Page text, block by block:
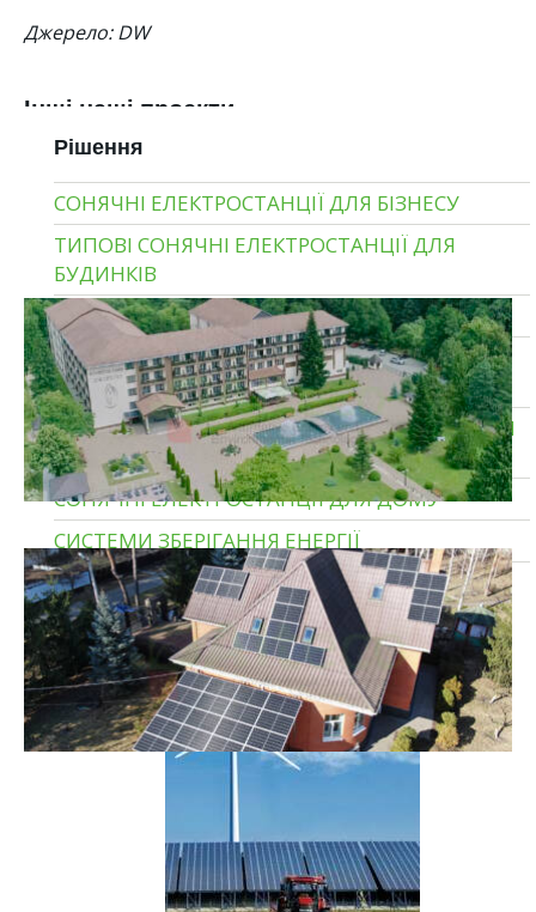
Джерело: DW
Рішення
СОНЯЧНІ ЕЛЕКТРОСТАНЦІЇ ДЛЯ БІЗНЕСУ
ТИПОВІ СОНЯЧНІ ЕЛЕКТРОСТАНЦІЇ ДЛЯ
БУДИНКІВ
ГІБРИДНІ СОНЯЧНІ ЕЛЕКТРОСТАНЦІЇ
МОНТАЖ СОНЯЧНИХ ЕЛЕКТРОСТАНЦІЙ ПІД
КЛЮЧ
ПРОМИСЛОВІ СОНЯЧНІ ЕЛЕКТРОСТАНЦІЇ ДЛЯ
ПІДПРИЄМСТВ
СОНЯЧНІ ЕЛЕКТРОСТАНЦІЇ ДЛЯ ДОМУ
СИСТЕМИ ЗБЕРІГАННЯ ЕНЕРГІЇ
Інші наші проекти